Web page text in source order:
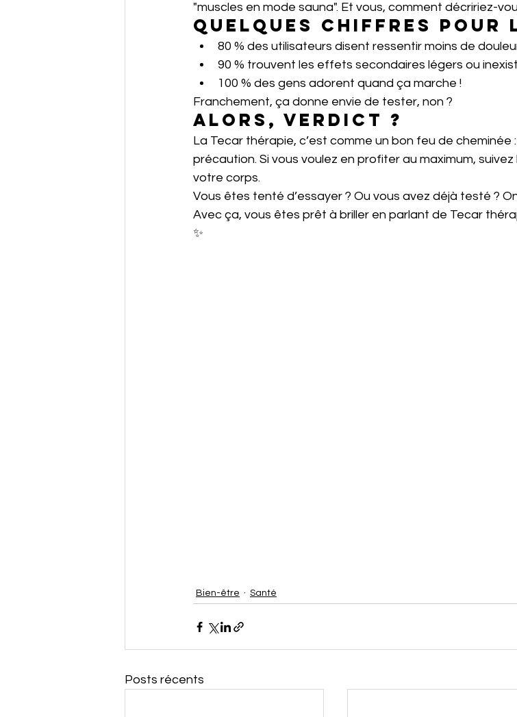
"muscles en mode sauna". Et vous, comment décririez-
Quelques chiffres pour
80 % des utilisateurs disent ressentir moins de
90 % trouvent les effets secondaires légers ou
100 % des gens adorent quand ça marche !
Franchement, ça donne envie de tester, non ?
Alors, verdict ?
La Tecar thérapie, c’est comme un bon feu de cheminée
précaution. Si vous voulez en profiter au maximum,
votre corps.
Vous êtes tenté d’essayer ? Ou vous avez déjà testé ?
Avec ça, vous êtes prêt à briller en parlant de Tecar
✨
Bien-être Santé
Posts récents